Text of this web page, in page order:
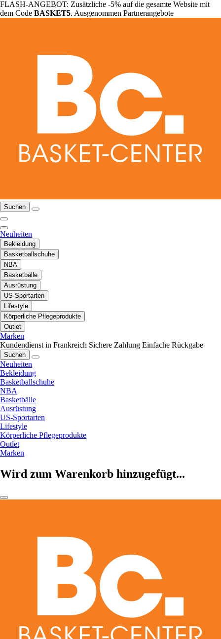
FLASH-ANGEBOT: Zusätzliche -5% auf die gesamte Website mit
dem Code BASKET5. Ausgenommen Partnerangebote
Suchen
Neuheiten
Bekleidung
Basketballschuhe
NBA
Basketbälle
Ausrüstung
US-Sportarten
Lifestyle
Körperliche Pflegeprodukte
Outlet
Marken
Kundendienst in Frankreich Sichere Zahlung Einfache Rückgabe
Suchen
Neuheiten
Bekleidung
Basketballschuhe
NBA
Basketbälle
Ausrüstung
US-Sportarten
Lifestyle
Körperliche Pflegeprodukte
Outlet
Marken
Wird zum Warenkorb hinzugefügt...